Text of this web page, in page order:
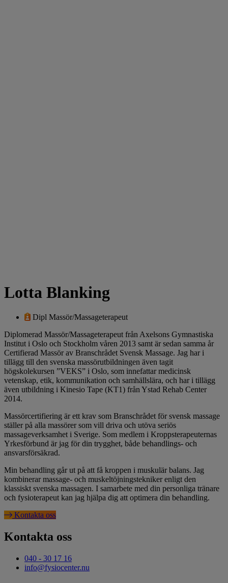
Lotta Blanking
Dipl Massör/Massageterapeut
Diplomerad Massör/Massageterapeut från Axelsons Gymnastiska
Institut i Oslo och Stockholm våren 2013 samt är sedan samma år
Certifierad Massör av Branschrådet Svensk Massage. Jag har i
tillägg till den svenska massörutbildningen även tagit
högskolekursen ”VEKS” i Oslo, som innefattar medicinsk
vetenskap, etik, kommunikation och samhällslära, och har i tillägg
även utbildning i Kinesio Tape (KT1) från Ystad Rehab Center
2014.
Massörcertifiering är ett krav som Branschrådet för svensk massage
ställer på alla massörer som vill driva och utöva seriös
massageverksamhet i Sverige. Som medlem i Kroppsterapeuternas
Yrkesförbund är jag för din trygghet, både behandlings- och
ansvarsförsäkrad.
Min behandling går ut på att få kroppen i muskulär balans. Jag
kombinerar massage- och muskeltöjningstekniker enligt den
klassiskt svenska massagen. I samarbete med din personliga tränare
och fysioterapeut kan jag hjälpa dig att optimera din behandling.
Kontakta oss
Kontakta oss
040 - 30 17 16
info@fysiocenter.nu